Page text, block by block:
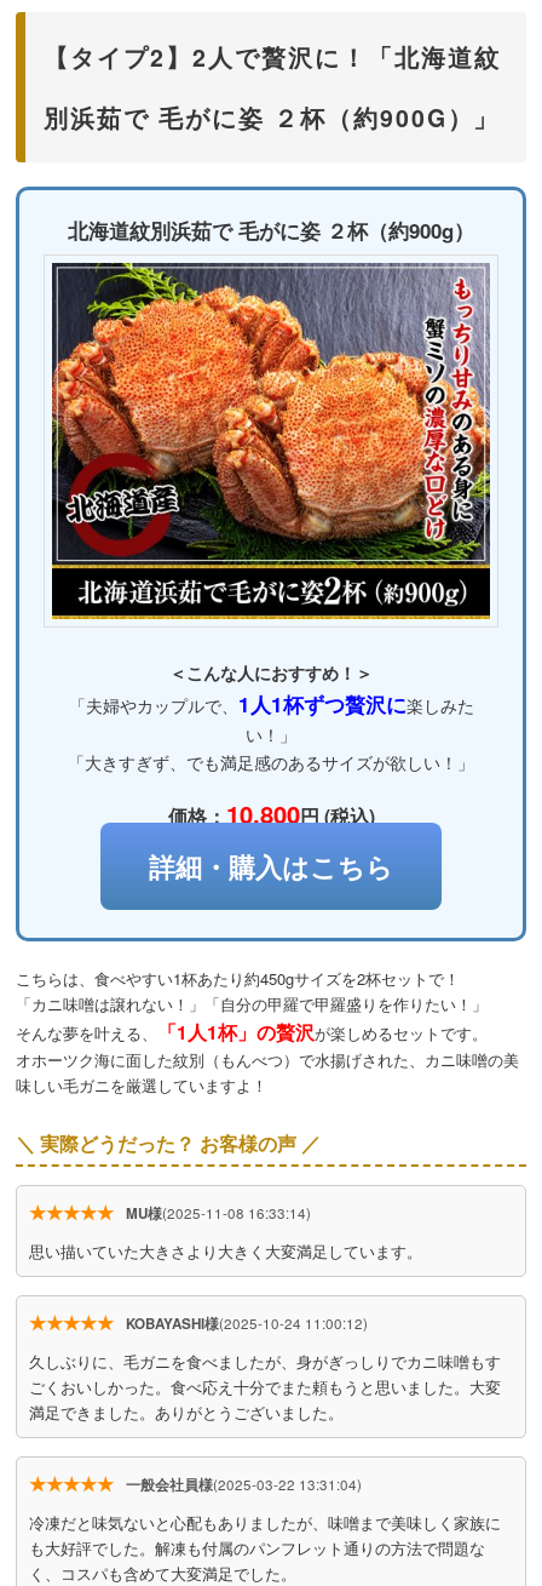
【タイプ2】2人で贅沢に！「北海道紋
別浜茹で 毛がに姿 ２杯（約900G）」
北海道紋別浜茹で 毛がに姿 ２杯（約900g）
＜こんな人におすすめ！＞
「夫婦やカップルで、 1人1杯ずつ贅沢に楽しみた
い！」
「大きすぎず、でも満足感のあるサイズが欲しい！」
価格：10,800円 (税込)
詳細・購入はこちら
こちらは、食べやすい1杯あたり約450gサイズを2杯セットで！
「カニ味噌は譲れない！」「自分の甲羅で甲羅盛りを作りたい！」
そんな夢を叶える、
「1人1杯」の贅沢が楽しめるセットです。
オホーツク海に面した紋別（もんべつ）で水揚げされた、カニ味噌の美
味しい毛ガニを厳選していますよ！
＼ 実際どうだった？ お客様の声 ／
★★★★★ MU様(2025-11-08 16:33:14)
思い描いていた大きさより大きく大変満足しています。
★★★★★ KOBAYASHI様(2025-10-24 11:00:12)
久しぶりに、毛ガニを食べましたが、身がぎっしりでカニ味噌もす
ごくおいしかった。食べ応え十分でまた頼もうと思いました。大変
満足できました。ありがとうございました。
★★★★★ 一般会社員様(2025-03-22 13:31:04)
冷凍だと味気ないと心配もありましたが、味噌まで美味しく家族に
も大好評でした。解凍も付属のパンフレット通りの方法で問題な
く、コスパも含めて大変満足でした。